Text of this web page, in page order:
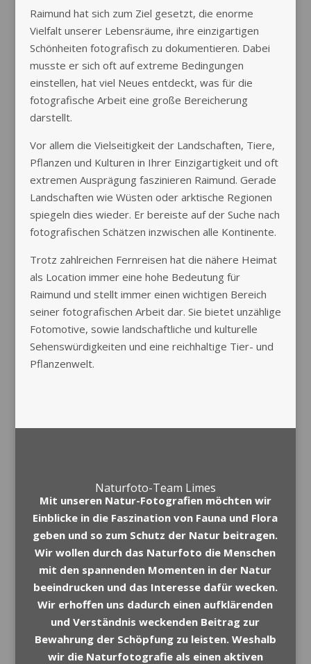
Raimund hat sich zum Ziel gesetzt, die enorme
Vielfalt unserer Lebensräume, ihre einzigartigen
Schönheiten fotografisch zu dokumentieren. Dabei
musste er sich oft auf extreme Bedingungen
einstellen, hat viel Neues entdeckt, was für die
fotografische Arbeit eine große Bereicherung
darstellt.
Vor allem die Vielseitigkeit der Landschaften, Tiere,
Pflanzen und Kulturen in Ihrer Einzigartigkeit und oft
extremen Ausprägung faszinieren Raimund. Gerade
Landschaften wie Wüsten oder arktische Regionen
spiegeln dies wieder. Er bereiste auf der Suche nach
fotografischen Schätzen inzwischen alle Kontinente.
Trotz zahlreichen Fernreisen hat die nähere Heimat
als Location immer eine hohe Bedeutung für
Raimund und stellt immer einen wichtigen Bereich
seiner fotografischen Arbeit dar. Sie bietet unzählige
Fotomotive, sowie landschaftliche und kulturelle
Sehenswürdigkeiten und eine reichhaltige Tier- und
Pflanzenwelt.
Naturfoto-Team Limes
Mit unseren Natur-Fotografien möchten wir
Einblicke in die Faszination von Fauna und Flora
geben und so zum Schutz der Natur beitragen.
Wir wollen durch das Naturfoto die Menschen
mit den spannenden Momenten in der Natur
beeindrucken und das Interesse dafür wecken.
Wir erhoffen uns dadurch einen aufklärenden
und Verständnis weckenden Beitrag zur
Bewahrung der Schöpfung zu leisten. Weshalb
wir die Naturfotografie als einen aktiven